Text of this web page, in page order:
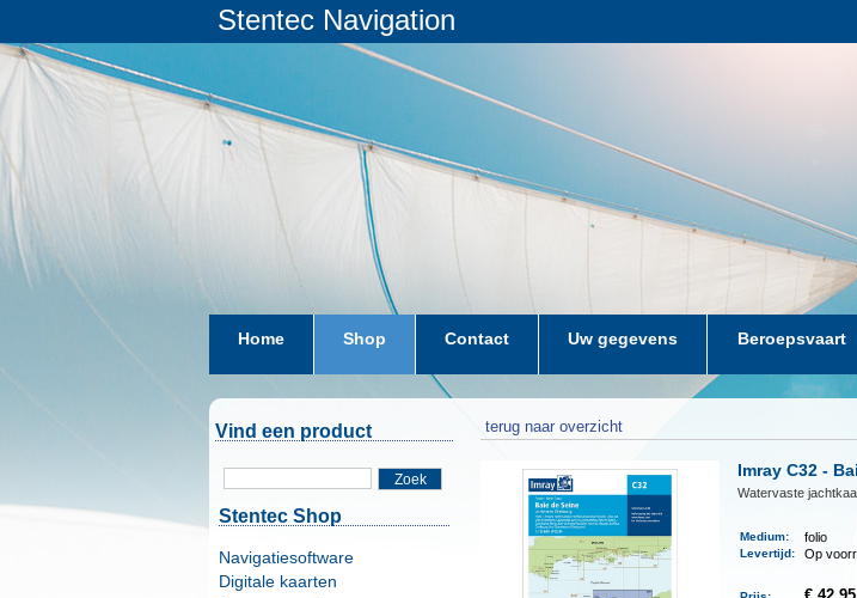
Stentec Navigation
Home Shop Contact Uw gegevens Beroepsvaart
Vind een product
Zoek
Stentec Shop
Navigatiesoftware
Digitale kaarten
terug naar overzicht
Imray C32 -
Watervaste
Medium: folio
Levertijd: Op